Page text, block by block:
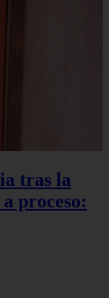
tras la
proceso: